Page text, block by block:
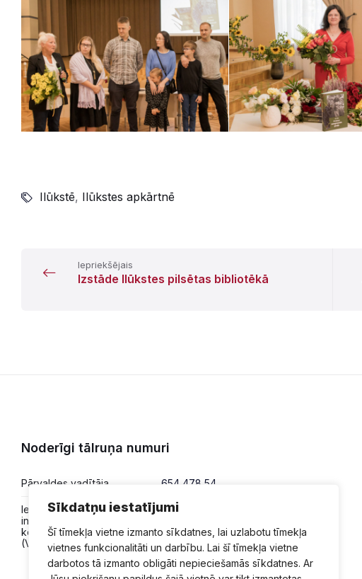
Sīkdatņu iestatījumi
Šī tīmekļa vietne izmanto sīkdatnes, lai uzlabotu tīmekļa
vietnes funkcionalitāti un darbību. Lai šī tīmekļa vietne
darbotos tā izmanto obligāti nepieciešamās sīkdatnes. Ar
Ilūkstē, Ilūkstes apkārtnē
Iepriekšējais
Izstāde Ilūkstes pilsētas bibliotēkā
Noderīgi tālruņa numuri
Pārvaldes vadītāja 654 478 54
Iesniegumi,
informācija,
konsultācijas
(VPVKAC)
654 478 50